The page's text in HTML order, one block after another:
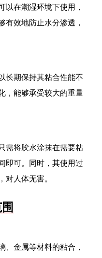
以在潮湿环境下使用，
有效地防止水分渗透，
长期保持其粘合性能不
，能够承受较大的重量
需将胶水涂抹在需要粘
即可。同时，其使用过
对人体无害。
、金属等材料的粘合，